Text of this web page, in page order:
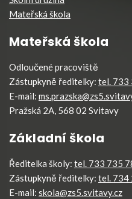
Mateřská škola
Mateřská škola
Odloučené pracoviště
Zástupkyně ředitelky: tel. 733
E-mail:
Pražská 2A, 568 02 Svitavy
Základní škola
Ředitelka školy: tel. 733 735
Zástupkyně ředitelky: tel. 734
E-mail: skola@zs5.svitavy.cz